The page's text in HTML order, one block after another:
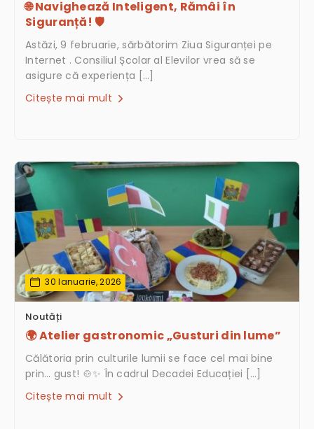
🌐 Navighează Inteligent, Rămâi în
Siguranță! 🛡️
Astăzi, 9 februarie, sărbătorim Ziua Siguranței pe
Internet . Consiliul Școlar al Elevilor vrea să se
asigure că experiența […]
Citește mai mult
30 Ianuarie, 2026
Noutăți
🌍 Atelier gastronomic „Gusturi din lume”
Călătoria prin culturile lumii se face cel mai bine
prin… gust! 🍲✨ În cadrul Decadei Educației […]
Citește mai mult